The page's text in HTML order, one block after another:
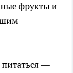
фрукты и
питаться —